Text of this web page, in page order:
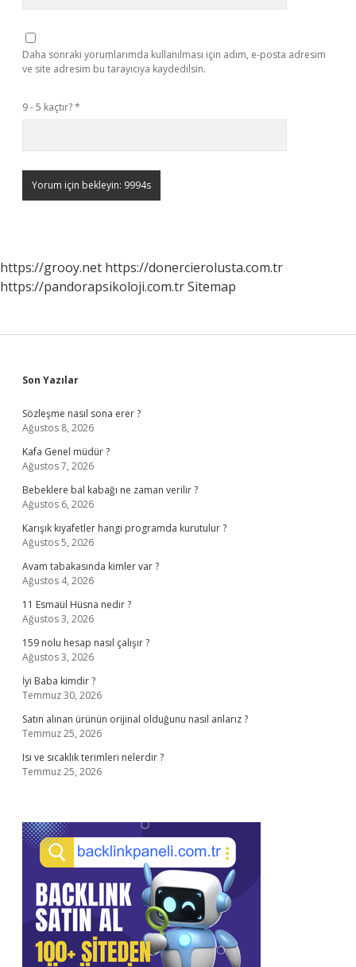
Daha sonraki yorumlarımda kullanılması için adım, e-posta adresim
ve site adresim bu tarayıcıya kaydedilsin.
9 - 5 kaçtır?*
https://grooy.net https://donercierolusta.com.tr
https://pandorapsikoloji.com.trSitemap
Sidebar
Son Yazılar
Sözleşme nasıl sona erer ?
Ağustos 8, 2026
Kafa Genel müdür ?
Ağustos 7, 2026
Bebeklere bal kabağı ne zaman verilir ?
Ağustos 6, 2026
Karışık kıyafetler hangi programda kurutulur ?
Ağustos 5, 2026
Avam tabakasında kimler var ?
Ağustos 4, 2026
11 Esmaül Hüsna nedir ?
Ağustos 3, 2026
159 nolu hesap nasıl çalışır ?
Ağustos 3, 2026
İyi Baba kimdir ?
Temmuz 30, 2026
Satın alınan ürünün orijinal olduğunu nasıl anlarız ?
Temmuz 25, 2026
Isı ve sıcaklık terimleri nelerdir ?
Temmuz 25, 2026